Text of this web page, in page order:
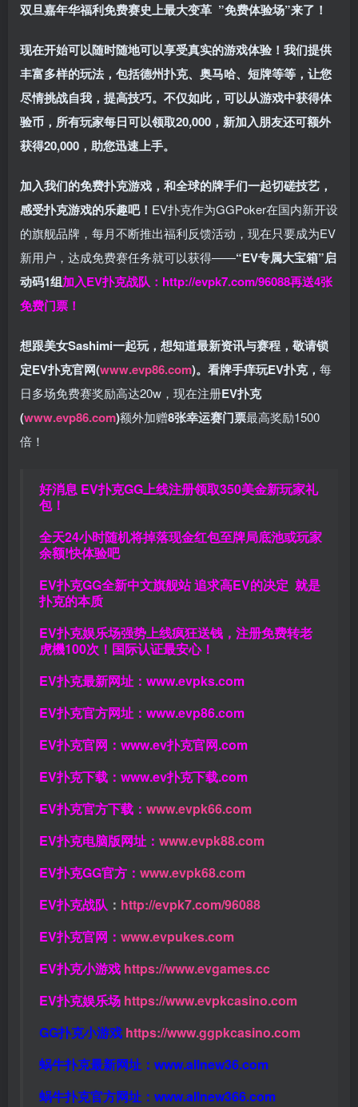
双旦嘉年华福利免费赛史上最大变革 ”免费体验场”来了！
现在开始可以随时随地可以享受真实的游戏体验！我们提供
丰富多样的玩法，包括德州扑克、奥马哈、短牌等等，让您
尽情挑战自我，提高技巧。不仅如此， 可以从游戏中获得体
验币，所有玩家每日可以领取20,000，新加入朋友还可额外
获得20,000，助您迅速上手。
加入我们的免费扑克游戏，和全球的牌手们一起切磋技艺，
感受扑克游戏的乐趣吧！ EV扑克作为GGPoker在国内新开设
的旗舰品牌，每月不断推出福利反馈活动，现在只要成为EV
新用户，达成免费赛任务就可以获得——“EV专属大宝箱”启
动码1组加入EV扑克战队： http://evpk7.com/96088再送4张
免费门票！
想跟美女Sashimi一起玩， 想知道最新资讯与赛程， 敬请锁
定EV扑克官网(www.evp86.com)。 看牌手痒玩EV扑克， 每
日多场免费赛奖励高达20w，现在注册EV扑克
(www.evp86.com)额外加赠8张幸运赛门票最高奖励1500
倍！
好消息 EV扑克GG上线注册领取350美金新玩家礼
包！
全天24小时随机将掉落现金红包至牌局底池或玩家
余额!快体验吧
EV扑克GG全新中文旗舰站追求高EV的决定 就是
扑克的本质
EV扑克娱乐场强势上线疯狂送钱，注册免费转老
虎機100次！国际认证最安心！
EV扑克最新网址： www.evpks.com
EV扑克官方网址： www.evp86.com
EV扑克官网： www.ev扑克官网.com
EV扑克下载： www.ev扑克下载.com
EV扑克官方下载： www.evpk66.com
EV扑克电脑版网址： www.evpk88.com
EV扑克GG官方： www.evpk68.com
EV扑克战队 ： http://evpk7.com/96088
EV扑克官网： www.evpukes.com
EV扑克小游戏 https://www.evgames.cc
EV扑克娱乐场 https://www.evpkcasino.com
GG扑克小游戏 https://www.ggpkcasino.com
蜗牛扑克最新网址： www.allnew36.com
蜗牛扑克官方网址： www.allnew366.com